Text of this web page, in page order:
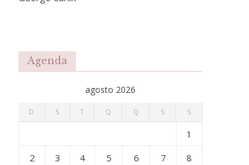
Agenda
agosto 2026
D S T Q Q S S
1
2
3 4 5 6 7
8